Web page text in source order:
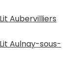
Aubervilliers
Aulnay-sous-